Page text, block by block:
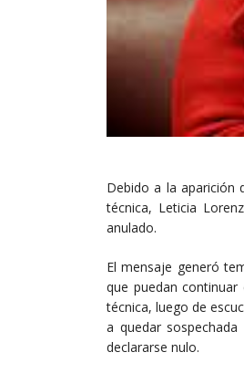
Debido a la aparición
técnica, Leticia
anulado.
El mensaje generó
que puedan
técnica, luego de
a quedar
declararse nulo.